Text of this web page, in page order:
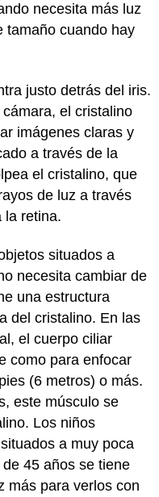
necesita más luz
tamaño cuando hay
justo detrás del iris.
el cristalino
imágenes claras y
a través de la
el cristalino, que
de luz a través
la retina.
situados a
necesita cambiar de
una estructura
del cristalino. En las
el cuerpo ciliar
como para enfocar
(6 metros) o más.
este músculo se
Los niños
a muy poca
45 años se tiene
más para verlos con